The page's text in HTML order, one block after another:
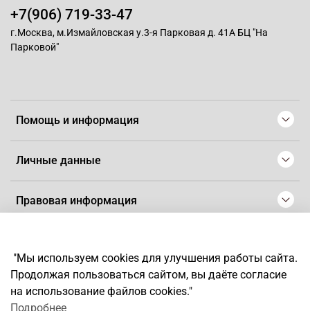
Помощь и информация
Личные данные
Правовая информация
+7(906) 719-33-47
г.Москва, м.Измайловская у.3-я Парковая д. 41А БЦ "На
Парковой"
*Любое использование контента без письменного разрешения
запрещено
"Мы используем cookies для улучшения работы сайта.
Продолжая пользоваться сайтом, вы даёте согласие
на использование файлов cookies."
Подробнее